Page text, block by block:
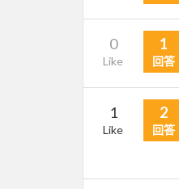
0
Like
1
回答
1
Like
2
回答